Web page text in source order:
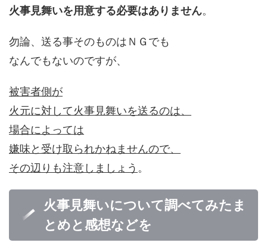
火事見舞いを用意する必要はありません。
勿論、送る事そのものはＮＧでも
なんでもないのですが、
被害者側が
火元に対して火事見舞いを送るのは、
場合によっては
嫌味と受け取られかねませんので、
その辺りも注意しましょう 。
火事見舞いについて調べてみたま
とめと感想などを